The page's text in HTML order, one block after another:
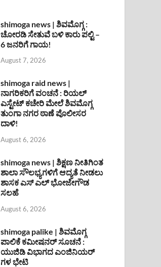
shimoga news | ಶಿವಮೊಗ್ಗ :
ಚೋರಡಿ ಸೇತುವೆ ಬಳಿ ಕಾರು ಪಲ್ಟಿ –
6 ಜನರಿಗೆ ಗಾಯ!
August 7, 2026
shimoga raid news |
ನಾಗರಿಕರಿಗೆ ವಂಚನೆ : ರಿಯಲ್
ಎಸ್ಟೇಟ್ ಕಚೇರಿ ಮೇಲೆ ಶಿವಮೊಗ್ಗ
ತುಂಗಾ ನಗರ ಠಾಣೆ ಪೊಲೀಸರ
ದಾಳಿ!
August 6, 2026
shimoga news | ಶಿಕ್ಷಣ ನೀತಿಗಿಂತ
ಶಾಲಾ ಸೌಲಭ್ಯಗಳಿಗೆ ಆದ್ಯತೆ ನೀಡಲು
ಶಾಸಕ ಎಸ್ ಎಲ್ ಭೋಜೇಗೌಡ
ಸಲಹೆ
August 6, 2026
shimoga palike | ಶಿವಮೊಗ್ಗ
ಪಾಲಿಕೆ ಕಮೀಷನರ್ ಸೂಚನೆ :
ಯುಜಿಡಿ ವಿಭಾಗದ ಎಂಜಿನಿಯರ್
ಗಳ ಭೇಟಿ